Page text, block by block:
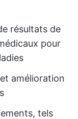
résultats de
pour
amélioration
tels